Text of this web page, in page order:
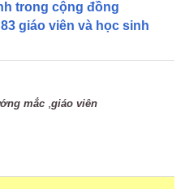
trong cộng đồng
giáo viên và học sinh
mắc ,giáo viên